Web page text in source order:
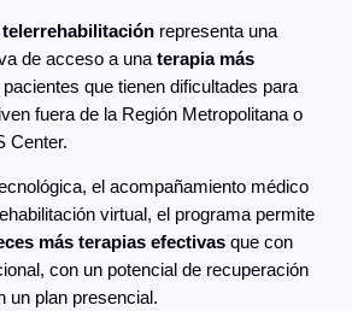
telerrehabilitación representa una
de acceso a unaterapia más
pacientes que tienen dificultades para
fuera de la Región Metropolitana o
Center.
el acompañamiento médico
virtual, el programa permite
más terapias efectivas que con
con un potencial de recuperación
un plan presencial.